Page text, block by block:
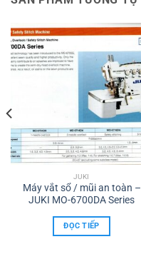
JUKI
Máy vắt sổ / mũi an toàn –
JUKI MO-6700DA Series
ĐỌC TIẾP